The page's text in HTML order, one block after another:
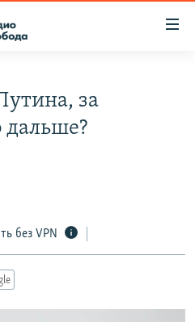
за
дальше?
без VPN